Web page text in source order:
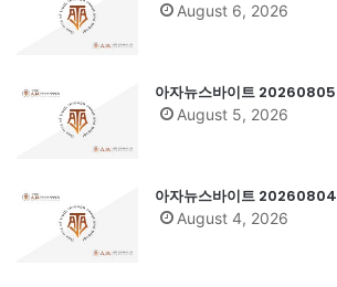
August 6, 2026
아자뉴스바이트 20260805
August 5, 2026
아자뉴스바이트 20260804
August 4, 2026